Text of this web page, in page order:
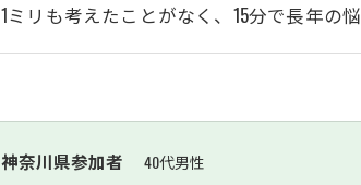
1ミリも考えたことがなく、15分で長年の
神奈川県参加者 40代男性